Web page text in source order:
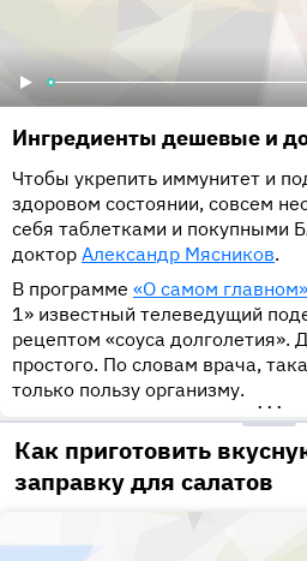
Ингредиенты дешевые и
Чтобы укрепить иммунитет и
здоровом состоянии, совсем
себя таблетками и покупными
доктор Александр Мясников.
В программе «О самом главном»
1» известный телеведущий
рецептом «соуса долголетия».
простого. По словам врача,
только пользу организму.
•••
Как приготовить
заправку для салатов